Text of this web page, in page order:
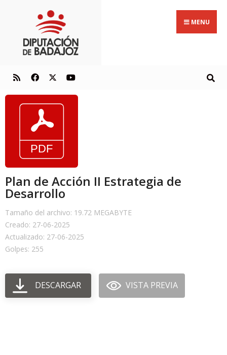
MENU
Plan de Acción II Estrategia de
Desarrollo
Tamaño del archivo: 19.72 MEGABYTE
Creado: 27-06-2025
Actualizado: 27-06-2025
Golpes: 255
DESCARGAR VISTA PREVIA